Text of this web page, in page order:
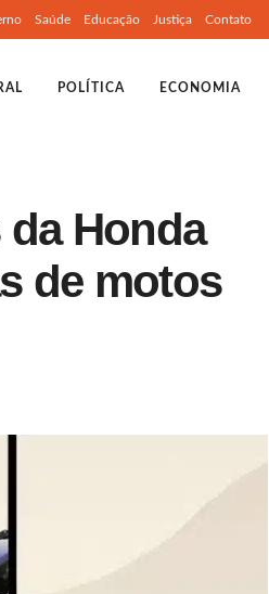
Saúde Educação Justiça Contato
POLÍTICA ECONOMIA
Honda
de motos